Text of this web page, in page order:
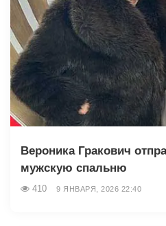
Вероника Гракович
мужскую спальню
410 9 ЯНВАРЯ, 2026 22:40